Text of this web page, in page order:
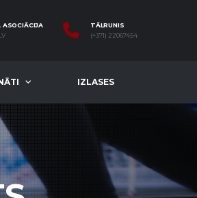
ASOCIĀCIJA
TĀLRUNIS
(+371) 22067454
IZLASES